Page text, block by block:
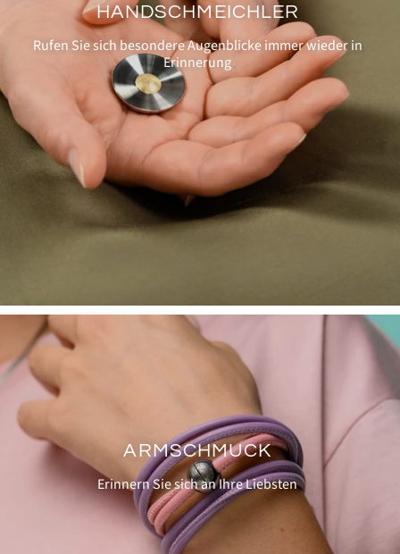
HANDSCHMEICHLER
Rufen Sie sich besondere Augenblicke immer wieder in
Erinnerung
ARMSCHMUCK
Erinnern Sie sich an Ihre Liebsten